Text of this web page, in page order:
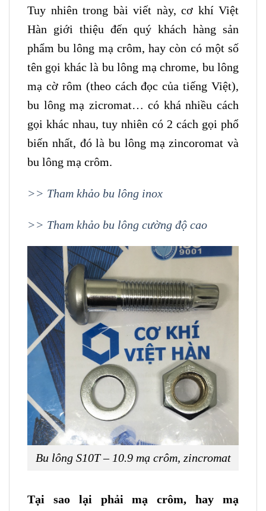
Tuy nhiên trong bài viết này, cơ khí Việt
Hàn giới thiệu đến quý khách hàng sản
phẩm bu lông mạ crôm, hay còn có một số
tên gọi khác là bu lông mạ chrome, bu lông
mạ cờ rôm (theo cách đọc của tiếng Việt),
bu lông mạ zicromat… có khá nhiều cách
gọi khác nhau, tuy nhiên có 2 cách gọi phổ
biến nhất, đó là bu lông mạ zincoromat và
bu lông mạ crôm.
>> Tham khảo bu lông inox
>> Tham khảo bu lông cường độ cao
Bu lông S10T – 10.9 mạ crôm, zincromat
Tại sao lại phải mạ crôm, hay mạ